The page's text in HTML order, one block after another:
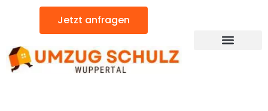
Jetzt anfragen